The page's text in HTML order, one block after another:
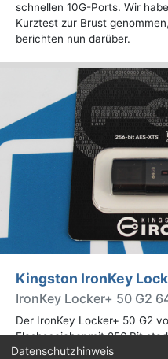
schnellen 10G-Ports. Wir
Kurztest zur Brust
berichten nun darüber.
Kingston IronKey
IronKey Locker+ 50 G2
Der IronKey Locker+ 50 G2
Flashspeicher mit 256 Bit
XTS-Modus. Wir haben das
Datenschutzhinweis